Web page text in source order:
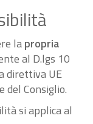
lapropria
al D.lgs 10
direttiva UE
Consiglio.
si applica al